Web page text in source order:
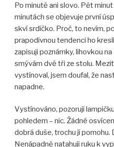
Po minutě ani slovo. Pět
minutách se objevuje první
skví srdíčko. Proč, to nevím,
prapodivnou tendenci ho
zapisuji poznámky, lihovkou
smývám dvě tři ze stolu.
vystínoval, jsem doufal, že
napadne.
Vystínováno, pozoruji
pohledem – nic. Žádné
dobrá duše, trochu jí pomohu.
Nenápadně natahuji ruku k